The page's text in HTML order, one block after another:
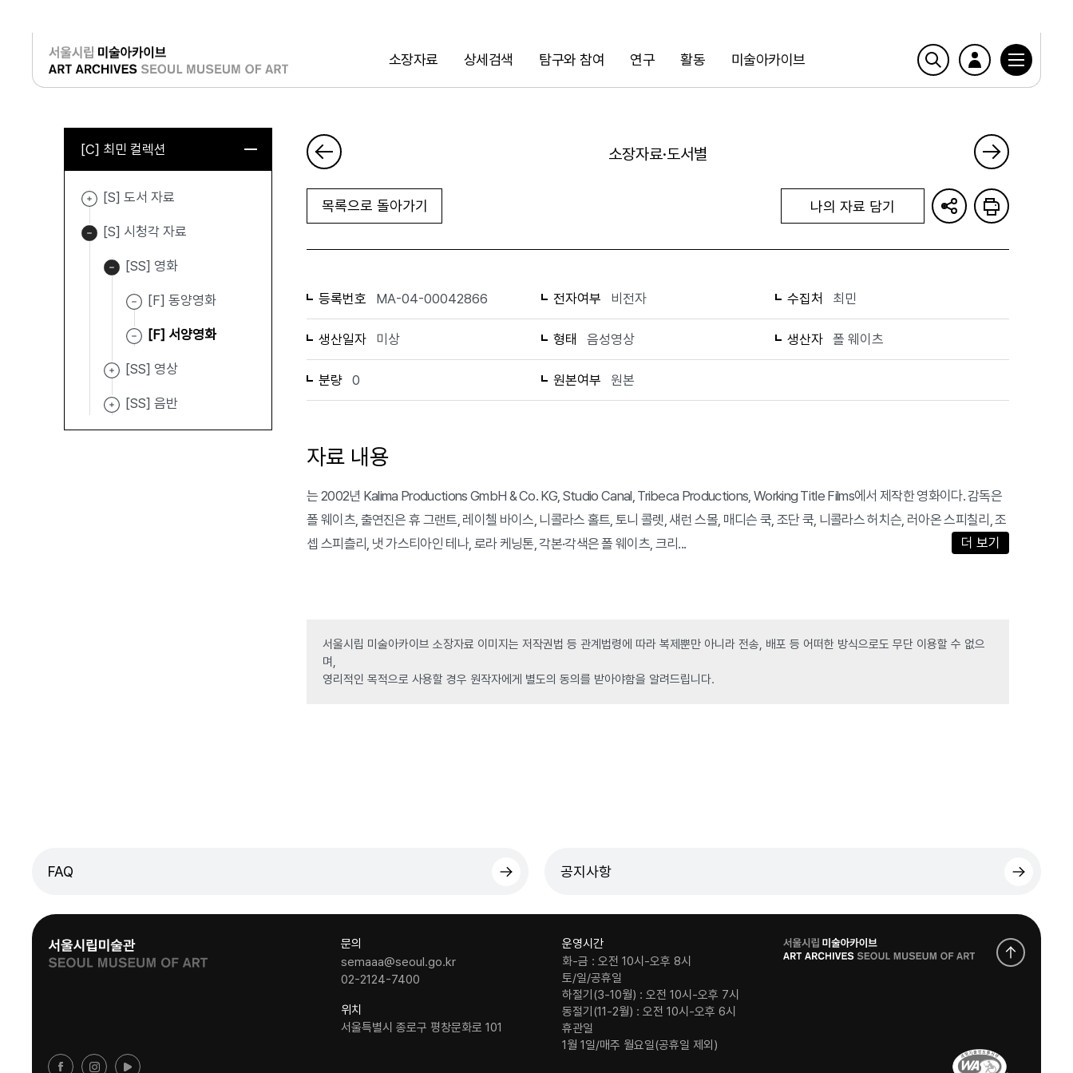
소장자료 상세검색 탐구와 참여 연구 활동 미술아카이브
검색
로그인
[C] 최민 컬렉션
[S] 도서 자료
[S] 시청각 자료
[SS] 영화
[F] 동양영화
[F] 서양영화
[SS] 영상
[SS] 음반
소장자료·도서별
목록으로 돌아가기 나의 자료 담기
등록번호 MA-04-00042866 전자여부 비전자 수집처 최민
생산일자 미상 형태 음성영상 생산자 폴 웨이츠
분량 0 원본여부 원본
자료 내용
는 2002년 Kalima Productions GmbH & Co. KG, Studio Canal, Tribeca Productions, Working Title Films에서 제작한 영화이다. 감독은
폴 웨이츠, 출연진은 휴 그랜트, 레이첼 바이스, 니콜라스 홀트, 토니 콜렛, 섀런 스몰, 매디슨 쿡, 조단 쿡, 니콜라스 허치슨, 러아온 스피칠리, 조
셉 스피츨리, 냇 가스티아인 테나, 로라 케닝톤, 각본·각색은 폴 웨이츠, 크리...
더 보기
서울시립 미술아카이브 소장자료 이미지는 저작권법 등 관계법령에 따라 복제뿐만 아니라 전송, 배포 등 어떠한 방식으로도 무단 이용할 수 없으
며,
영리적인 목적으로 사용할 경우 원작자에게 별도의 동의를 받아야함을 알려드립니다.
FAQ 공지사항
문의
semaaa@seoul.go.kr
02-2124-7400
위치
서울특별시 종로구 평창문화로 101
운영시간
화-금 : 오전 10시-오후 8시
토/일/공휴일
하절기(3-10월) : 오전 10시-오후 7시
동절기(11-2월) : 오전 10시-오후 6시
휴관일
1월 1일/매주 월요일(공휴일 제외)
로
고